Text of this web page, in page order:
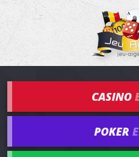
CASINO
POKER